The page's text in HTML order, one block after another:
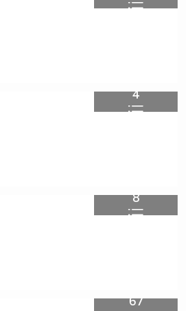
4
8
67